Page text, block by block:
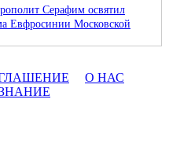
Серафим освятил
Евфросинии Московской
О НАС